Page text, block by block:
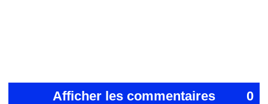
Afficher les commentaires 0